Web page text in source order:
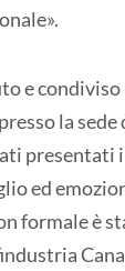
e condiviso
la
presentati
ed
formale è